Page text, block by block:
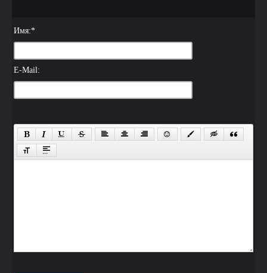
Имя:*
E-Mail: